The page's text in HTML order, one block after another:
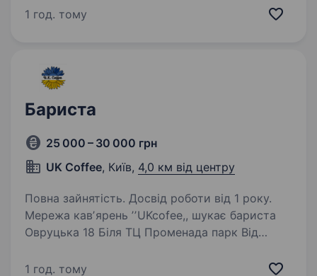
Дотримання стандартів якості приготування
1 год. тому
Бариста
25 000 – 30 000 грн
UK Coffee, Київ, 4,0 км від центру
Повна зайнятість. Досвід роботи від 1 року.
Мережа кавʼярень ʼʼUKcofee,, шукає бариста
Овруцька 18 Біля ТЦ Променада парк Від
комплекс Графік: 7:00−19:00 3/3 Ставка 1200
1 год. тому